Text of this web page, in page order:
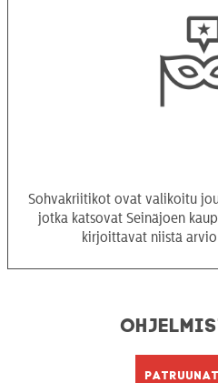
Sohvakriitikot ovat valikoitu
jotka katsovat Seinäjoen
kirjoittavat niistä